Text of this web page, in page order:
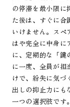
の停滞を最小限に
た後は、すぐに合
いけません。スペ
はや完全に中身に
に、定期的な「鍵
に一度、全員が担
けで、紛失に気づ
出しの抑止力にも
一つの選択肢です